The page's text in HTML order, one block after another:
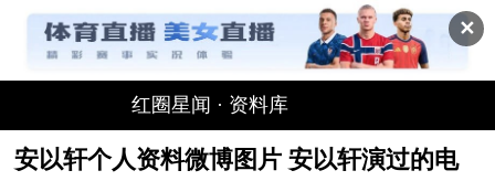
✕
红圈星闻 · 资料库
安以轩个人资料微博图片 安以轩演过的电